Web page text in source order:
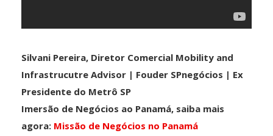
Silvani Pereira, Diretor Comercial Mobility and
Infrastrucutre Advisor | Fouder SPnegócios | Ex
Presidente do Metrô SP
Imersão de Negócios ao Panamá, saiba mais
agora: Missão de Negócios no Panamá